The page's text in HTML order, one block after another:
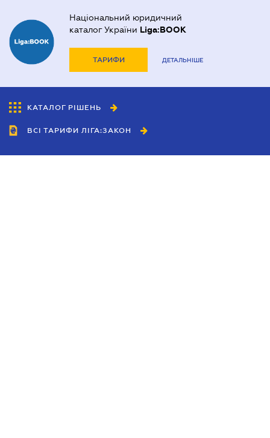
Національний юридичний
каталог України Liga:BOOK
ТАРИФИ ДЕТАЛЬНІШЕ
КАТАЛОГ РІШЕНЬ
ВСІ ТАРИФИ ЛІГА:ЗАКОН